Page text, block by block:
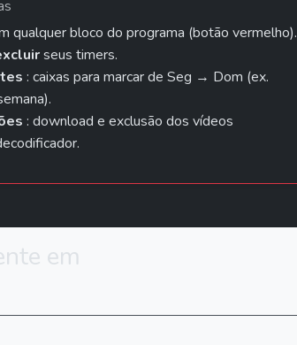
qualquer bloco do programa (botão vermelho).
seus timers.
: caixas para marcar de Seg → Dom (ex.
: download e exclusão dos vídeos
em